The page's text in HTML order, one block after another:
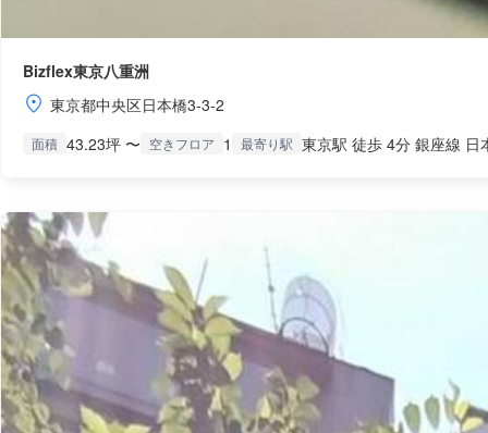
Bizflex東京八重洲
東京都中央区日本橋3-3-2
面積 43.23坪 〜 空きフロア 1 最寄り駅 東京駅 徒歩 4分 銀座線 日